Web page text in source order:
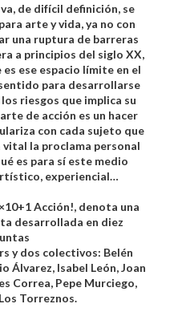
de difícil definición, se
arte y vida, ya no con
una ruptura de barreras
a principios del siglo XX,
ese espacio límite en el
para desarrollarse
riesgos que implica su
de acción es un hacer
con cada sujeto que
vital la proclama personal
es para sí este medio
experiencial…
Acción!, denota una
desarrollada en diez
y dos colectivos: Belén
Álvarez, Isabel León, Joan
Correa, Pepe Murciego,
Torreznos.